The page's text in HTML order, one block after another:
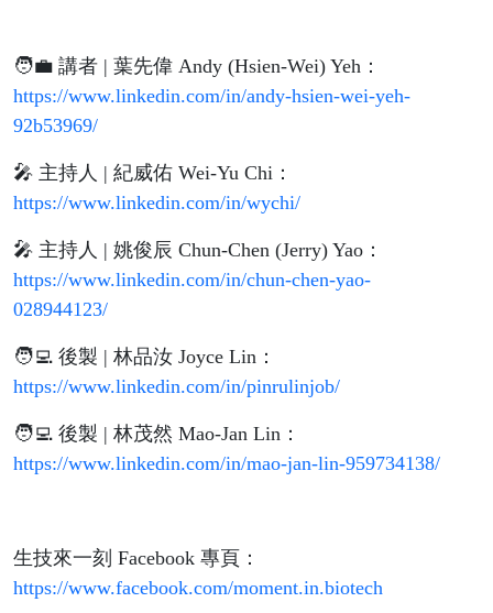
🧑‍💼 講者 | 葉先偉 Andy (Hsien-Wei) Yeh：
https://www.linkedin.com/in/andy-hsien-wei-yeh-
92b53969/
🎤 主持人 | 紀威佑 Wei-Yu Chi：
https://www.linkedin.com/in/wychi/
🎤 主持人 | 姚俊辰 Chun-Chen (Jerry) Yao：
https://www.linkedin.com/in/chun-chen-yao-
028944123/
🧑‍💻 後製 | 林品汝 Joyce Lin：
https://www.linkedin.com/in/pinrulinjob/
🧑‍💻 後製 | 林茂然 Mao-Jan Lin：
https://www.linkedin.com/in/mao-jan-lin-959734138/
生技來一刻 Facebook 專頁：
https://www.facebook.com/moment.in.biotech